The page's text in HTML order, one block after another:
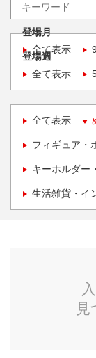
登場月
全て表示
登場週
全て表示
全て表示
フィギュア・
キーホルダー
生活雑貨・イ